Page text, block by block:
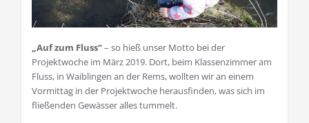
„Auf zum Fluss“– so hieß unser Motto bei der
Projektwoche im März 2019. Dort, beim Klassenzimmer am
Fluss, in Waiblingen an der Rems, wollten wir an einem
Vormittag in der Projektwoche herausfinden, was sich im
fließenden Gewässer alles tummelt.